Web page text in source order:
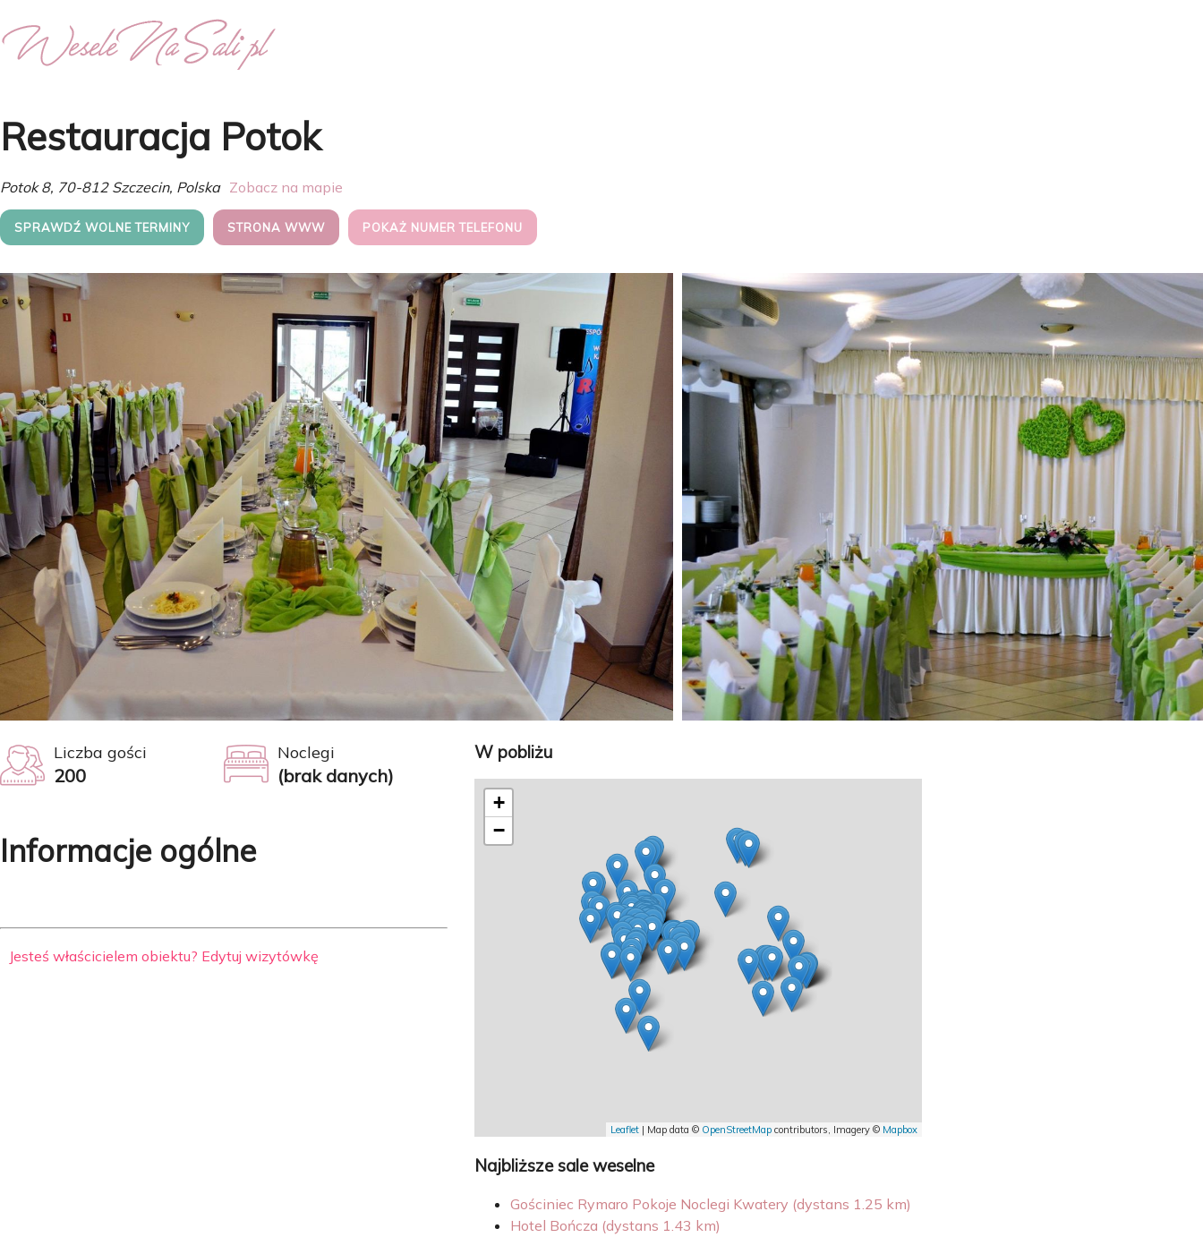
Restauracja Potok
Potok 8, 70-812 Szczecin, Polska Zobacz na mapie
SPRAWDŹ WOLNE TERMINY STRONA WWW POKAŻ NUMER TELEFONU
Liczba gości
200
Noclegi
(brak danych)
Informacje ogólne
Jesteś właścicielem obiektu? Edytuj wizytówkę
W pobliżu
+
−
Leaflet | Map data © OpenStreetMap contributors, Imagery © Mapbox
Najbliższe sale weselne
Gościniec Rymaro Pokoje Noclegi Kwatery (dystans 1.25 km)
Hotel Bończa (dystans 1.43 km)